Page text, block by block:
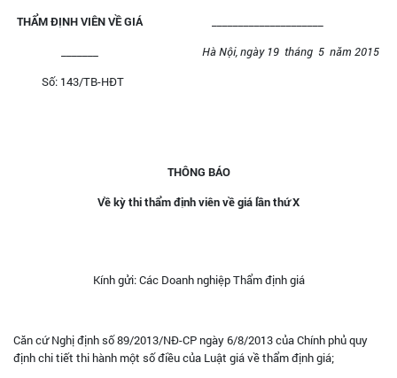
THẨM ĐỊNH VIÊN VỀ GIÁ
Số: 143/TB-HĐT
Hà Nội, ngày 19 tháng 5 năm 2015
THÔNG BÁO
Về kỳ thi thẩm định viên về giá lần thứ X
Kính gửi: Các Doanh nghiệp Thẩm định giá
Căn cứ Nghị định số 89/2013/NĐ-CP ngày 6/8/2013 của Chính phủ quy
định chi tiết thi hành một số điều của Luật giá về thẩm định giá;